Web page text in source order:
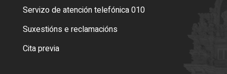
Servizo de atención telefónica 010
Suxestións e reclamacións
Cita previa